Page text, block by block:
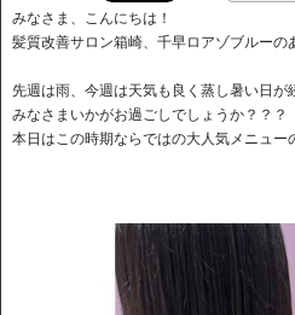
みなさま、こんにちは！
髪質改善サロン箱崎、千早ロアゾブルーの
先週は雨、今週は天気も良く蒸し暑い日が
みなさまいかがお過ごしでしょうか？？？
本日はこの時期ならではの大人気メニュー